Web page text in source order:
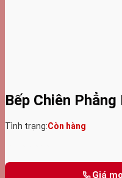
Bếp Chiên
Tình trạng:Còn hàng
Giá